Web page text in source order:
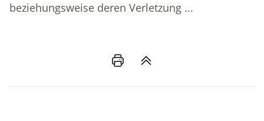
beziehungsweise deren Verletzung ...